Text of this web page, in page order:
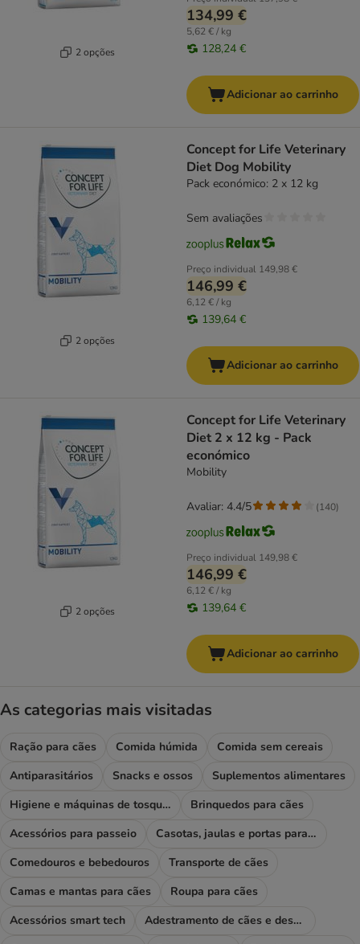
2 opções
134,99 €
5,62 € / kg
128,24 €
Adicionar ao carrinho
2 opções
Concept for Life Veterinary
Diet Dog Mobility
Pack económico: 2 x 12 kg
Preço individual 149,98 €
146,99 €
6,12 € / kg
139,64 €
Sem avaliações
Adicionar ao carrinho
2 opções
Concept for Life Veterinary
Diet 2 x 12 kg - Pack
económico
Mobility
Preço individual 149,98 €
146,99 €
6,12 € / kg
139,64 €
Avaliar: 4.4/5 (140)
Adicionar ao carrinho
As categorias mais visitadas
Ração para cães Comida húmida
Comida sem cereais
Antiparasitários
Snacks e ossos
Suplementos alimentares
Higiene e máquinas de tosquiar
Brinquedos para cães
Acessórios para passeio
Casotas, jaulas e portas para cães
Comedouros e bebedouros
Transporte de cães
Camas e mantas para cães
Roupa para cães
Acessórios smart tech
Adestramento de cães e desporto